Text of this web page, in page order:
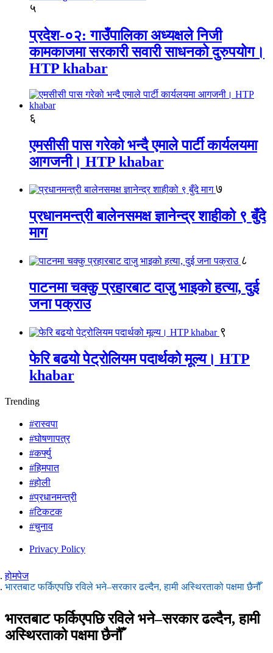
५
प्रदेश-०२: गाउँपालिका अध्यक्षले निजी
कामकाजमा सरकारी सवारी साधनको दुरुपयोग।
HTP khabar
६
एमसीसी पास गरेको भन्दै एमाले पार्टी कार्यलयमा
आगजनी। HTP khabar
७
प्रधानमन्त्री बालेनसमक्ष ज्ञानेन्द्र शाहीको ९ बुँदे
माग
८
पाटनमा चक्कु प्रहारबाट दाजु भाइको हत्या, दुई
जना पक्राउ
९
फेरि बढयो पेट्रोलियम पदार्थको मूल्य। HTP
khabar
Trending
#रास्वपा
#घोषणापत्र
#कर्फ्यु
#हिमपात
#होली
#प्रधानमन्त्री
#टिकटक
#चुनाव
Privacy Policy
होमपेज
भारतबाट फर्किएपछि रविले भने–सरकार ढल्दैन, हामी अस्थिरताको पक्षमा छैनौँ
भारतबाट फर्किएपछि रविले भने–सरकार ढल्दैन, हामी
अस्थिरताको पक्षमा छैनौँ